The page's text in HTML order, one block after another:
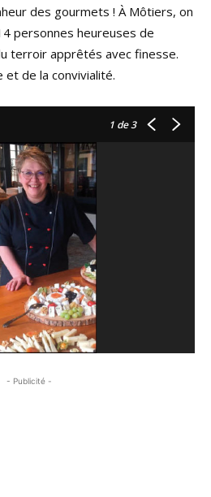
des gourmets ! À Môtiers, on
personnes heureuses de
terroir apprêtés avec finesse.
et de la convivialité.
1 de 3
- Publicité -